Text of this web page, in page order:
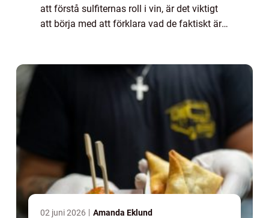
att förstå sulfiternas roll i vin, är det viktigt
att börja med att förklara vad de faktiskt är.
02 juni 2026 Amanda Eklund